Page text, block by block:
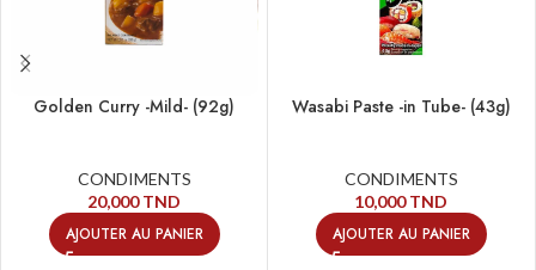
Golden Curry -Mild- (92g)
CONDIMENTS
20,000TND
AJOUTER AU PANIER
Wasabi Paste -in Tube- (43g)
CONDIMENTS
10,000TND
AJOUTER AU PANIER